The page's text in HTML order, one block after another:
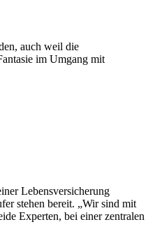
auch weil die
im Umgang mit
Lebensversicherung
stehen bereit. „Wir sind mit
Experten, bei einer zentralen